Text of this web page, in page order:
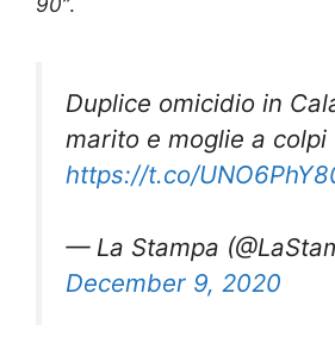
marito e moglie a
https://t.co/
December 9, 2020